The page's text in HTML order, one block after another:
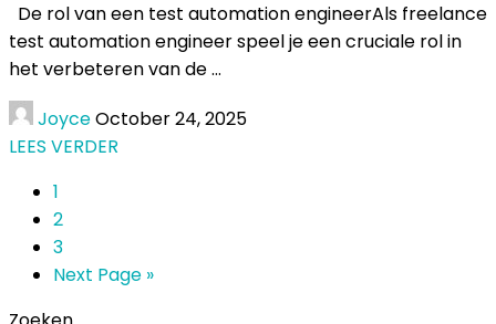
De rol van een test automation engineerAls freelance
test automation engineer speel je een cruciale rol in
het verbeteren van de ...
JoyceOctober 24, 2025
LEES VERDER
1
2
3
Next Page »